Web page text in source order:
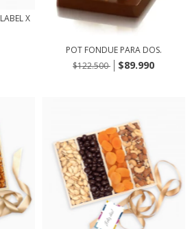
X
POT FONDUE PARA DOS.
$122.500
$89.990